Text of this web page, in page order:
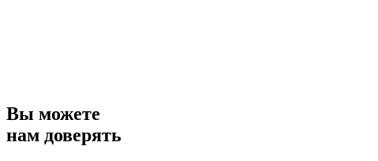
Вы можете
нам доверять